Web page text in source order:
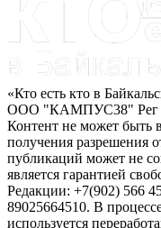
«Кто есть кто в
ООО "КАМПУС38" Рег
Контент не может быть
получения разрешения
публикаций может не
является гарантией
Редакции: +7(902) 566
89025664510. В
используется